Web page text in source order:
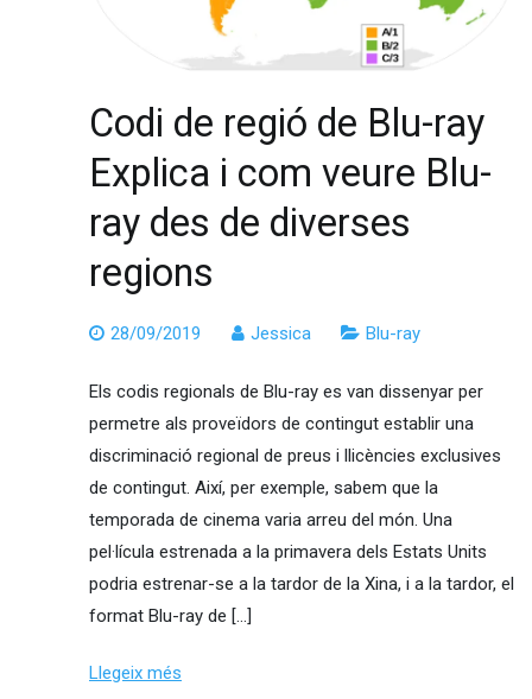
Codi de regió de Blu-ray
Explica i com veure Blu-
ray des de diverses
regions
28/09/2019 Jessica Blu-ray
Els codis regionals de Blu-ray es van dissenyar per
permetre als proveïdors de contingut establir una
discriminació regional de preus i llicències exclusives
de contingut. Així, per exemple, sabem que la
temporada de cinema varia arreu del món. Una
pel·lícula estrenada a la primavera dels Estats Units
podria estrenar-se a la tardor de la Xina, i a la tardor, el
format Blu-ray de […]
Llegeix més